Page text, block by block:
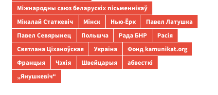
Міжнародны саюз беларускіх пісьменнікаў
Мікалай Статкевіч
Мінск Нью-Ёрк
Павел Латушка
Павел Севярынец
Польшча Рада БНР
Расія
Святлана Ціханоўская
Украіна
Фонд kamunikat.org
Францыя
Чэхія Швейцарыя
абвесткі
„Янушкевіч“